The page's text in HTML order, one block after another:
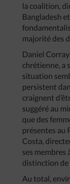
la coalition,
Bangladesh
majorité des
Daniel
chrétienne, a
situation
persistent
craignent
suggéré au
que des
présentes au
Costa,
ses membres
distinction de
Au total,